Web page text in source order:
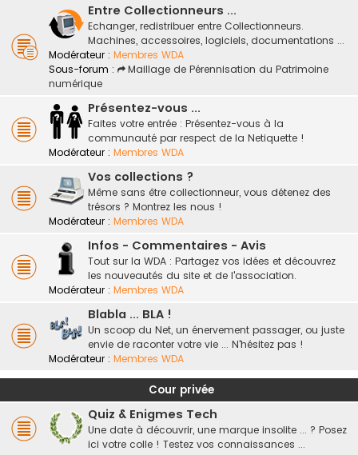
Entre Collectionneurs ...
Echanger, redistribuer entre Collectionneurs.
Machines, accessoires, logiciels, documentations ...
Modérateur : Membres WDA
Sous-forum :
Maillage de Pérennisation du Patrimoine
numérique
Présentez-vous ...
Faites votre entrée : Présentez-vous à la
communauté par respect de la Netiquette !
Modérateur : Membres WDA
Vos collections ?
Même sans être collectionneur, vous détenez des
trésors ? Montrez les nous !
Modérateur : Membres WDA
Infos - Commentaires - Avis
Tout sur la WDA : Partagez vos idées et découvrez
les nouveautés du site et de l'association.
Modérateur : Membres WDA
Blabla ... BLA !
Un scoop du Net, un énervement passager, ou juste
envie de raconter votre vie ... N'hésitez pas !
Modérateur : Membres WDA
Cour privée
Quiz & Enigmes Tech
Une date à découvrir, une marque insolite ... ? Posez
ici votre colle ! Testez vos connaissances ...